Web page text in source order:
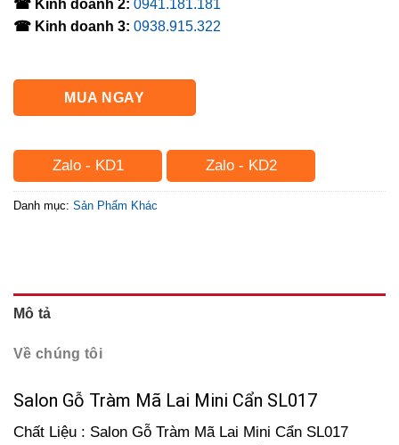
☎ Kinh doanh 2: 0941.181.181
☎ Kinh doanh 3: 0938.915.322
MUA NGAY
Zalo - KD1 Zalo - KD2
Danh mục: Sản Phẩm Khác
Mô tả
Về chúng tôi
Salon Gỗ Tràm Mã Lai Mini Cẩn SL017
Chất Liệu : Salon Gỗ Tràm Mã Lai Mini Cẩn SL017